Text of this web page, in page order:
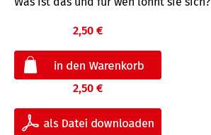
2,50 €
2,50 €